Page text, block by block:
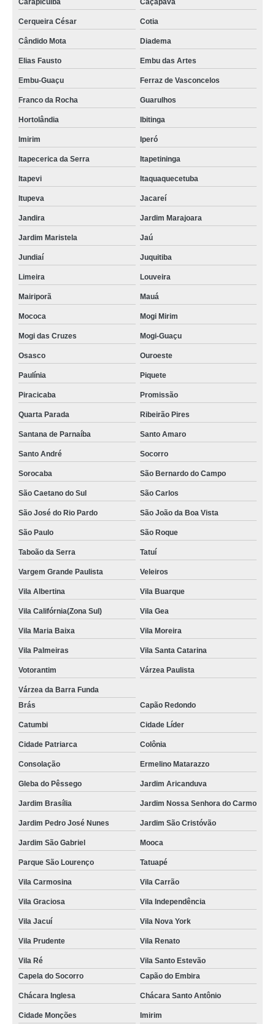
Carapicuíba Caçapava
Cerqueira César Cotia
Cândido Mota Diadema
Elias Fausto Embu das Artes
Embu-Guaçu Ferraz de Vasconcelos
Franco da Rocha Guarulhos
Hortolândia Ibitinga
Imirim Iperó
Itapecerica da Serra Itapetininga
Itapevi Itaquaquecetuba
Itupeva Jacareí
Jandira Jardim Marajoara
Jardim Maristela Jaú
Jundiaí Juquitiba
Limeira Louveira
Mairiporã Mauá
Mococa Mogi Mirim
Mogi das Cruzes Mogi-Guaçu
Osasco Ouroeste
Paulínia Piquete
Piracicaba Promissão
Quarta Parada Ribeirão Pires
Santana de Parnaíba Santo Amaro
Santo André Socorro
Sorocaba São Bernardo do Campo
São Caetano do Sul São Carlos
São José do Rio Pardo São João da Boa Vista
São Paulo São Roque
Taboão da Serra Tatuí
Vargem Grande Paulista Veleiros
Vila Albertina Vila Buarque
Vila Califórnia(Zona Sul) Vila Gea
Vila Maria Baixa Vila Moreira
Vila Palmeiras Vila Santa Catarina
Votorantim Várzea Paulista
Várzea da Barra Funda
Brás
Capão Redondo
Catumbi Cidade Líder
Cidade Patriarca Colônia
Consolação Ermelino Matarazzo
Gleba do Pêssego Jardim Aricanduva
Jardim Brasília Jardim Nossa Senhora do Carmo
Jardim Pedro José Nunes Jardim São Cristóvão
Jardim São Gabriel Mooca
Parque São Lourenço Tatuapé
Vila Carmosina Vila Carrão
Vila Graciosa Vila Independência
Vila Jacuí Vila Nova York
Vila Prudente Vila Renato
Vila Ré
Vila Santo Estevão
Capela do Socorro
Capão do Embira
Chácara Inglesa Chácara Santo Antônio
Cidade Monções Imirim